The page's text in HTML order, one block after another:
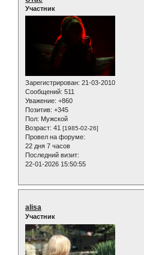
Участник
Зарегистрирован: 21-03-2010
Сообщений: 511
Уважение: +860
Позитив: +345
Пол: Мужской
Возраст: 41 [1985-02-26]
Провел на форуме:
22 дня 7 часов
Последний визит:
22-01-2026 15:50:55
alisa
Участник